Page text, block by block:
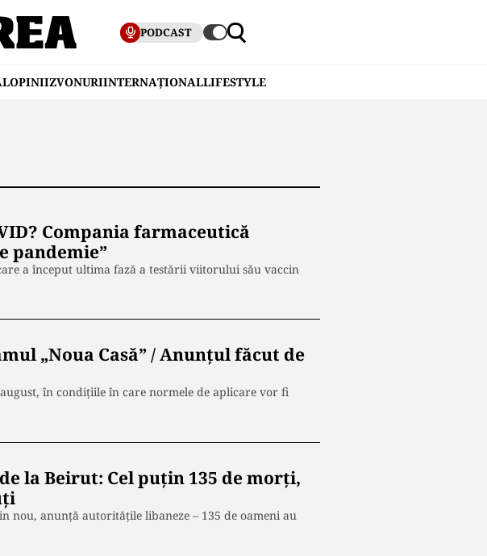
PODCAST
OPINIIZVONURIINTERNAȚIONALLIFESTYLE
Compania farmaceutică
pandemie”
a început ultima fază a testării viitorului său vaccin
„Noua Casă” / Anunțul făcut de
în condiţiile în care normele de aplicare vor fi
la Beirut: Cel puțin 135 de morți,
nou, anunță autoritățile libaneze – 135 de oameni au